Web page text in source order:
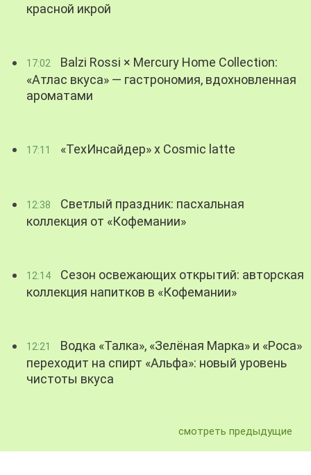
красной икрой
17:02
Balzi Rossi × Mercury Home Collection:
«Атлас вкуса» — гастрономия, вдохновленная
ароматами
17:11 «ТехИнсайдер» х Cosmic latte
12:38
Светлый праздник: пасхальная
коллекция от «Кофемании»
12:14
Сезон освежающих открытий: авторская
коллекция напитков в «Кофемании»
12:21
Водка «Талка», «Зелёная Марка» и «Роса»
переходит на спирт «Альфа»: новый уровень
чистоты вкуса
смотреть предыдущие